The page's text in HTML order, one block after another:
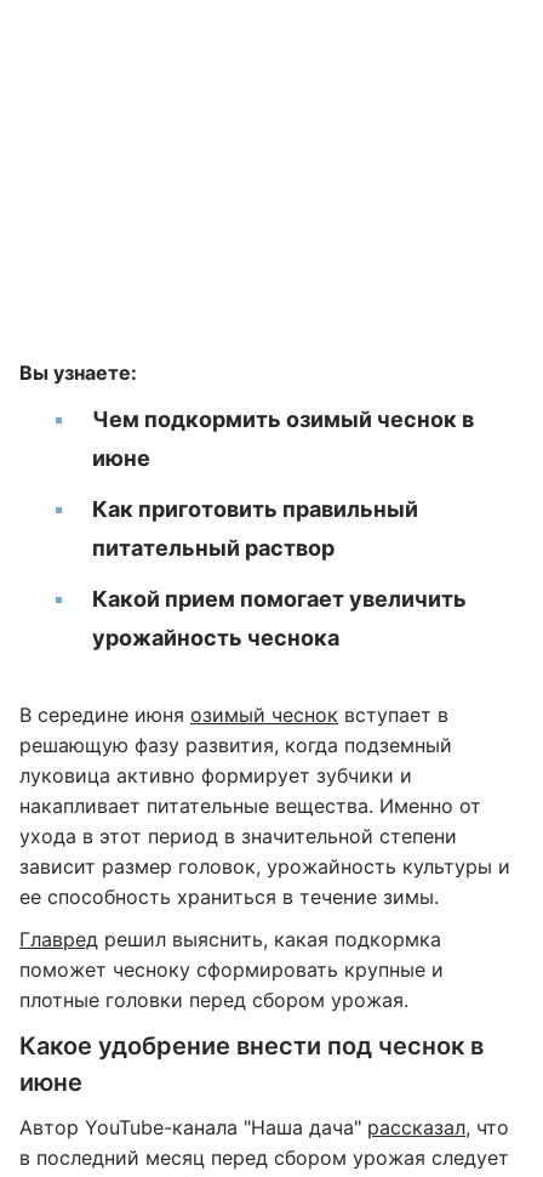
Вы узнаете:
Чем подкормить озимый чеснок в
июне
Как приготовить правильный
питательный раствор
Какой прием помогает увеличить
урожайность чеснока
В середине июня озимый чеснок вступает в
решающую фазу развития, когда подземный
луковица активно формирует зубчики и
накапливает питательные вещества. Именно от
ухода в этот период в значительной степени
зависит размер головок, урожайность культуры и
ее способность храниться в течение зимы.
Главред решил выяснить, какая подкормка
поможет чесноку сформировать крупные и
плотные головки перед сбором урожая.
Какое удобрение внести под чеснок в
июне
Автор YouTube-канала "Наша дача" рассказал, что
в последний месяц перед сбором урожая следует